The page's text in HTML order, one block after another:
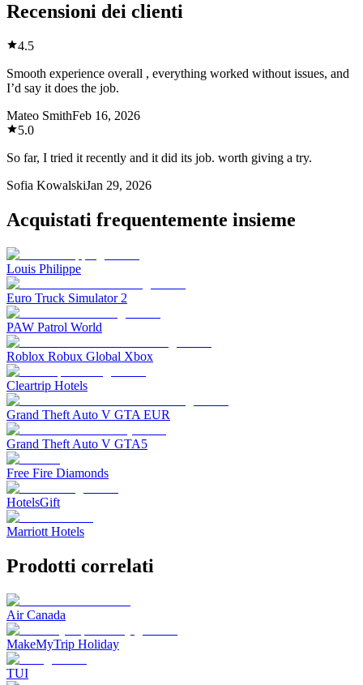
Recensioni dei clienti
4.5
Smooth experience overall , everything worked without issues, and
I’d say it does the job.
Mateo SmithFeb 16, 2026
5.0
So far, I tried it recently and it did its job. worth giving a try.
Sofia KowalskiJan 29, 2026
Acquistati frequentemente insieme
Louis Philippe
Euro Truck Simulator 2
PAW Patrol World
Roblox Robux Global Xbox
Cleartrip Hotels
Grand Theft Auto V GTA EUR
Grand Theft Auto V GTA5
Free Fire Diamonds
HotelsGift
Marriott Hotels
Prodotti correlati
Air Canada
MakeMyTrip Holiday
TUI